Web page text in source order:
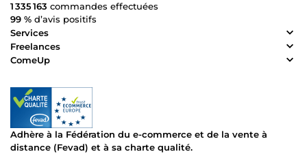
1 335 163 commandes effectuées
99 % d’avis positifs
Services
Freelances
ComeUp
Adhère à la Fédération du e-commerce et de la vente à
distance (Fevad) et à sa charte qualité.